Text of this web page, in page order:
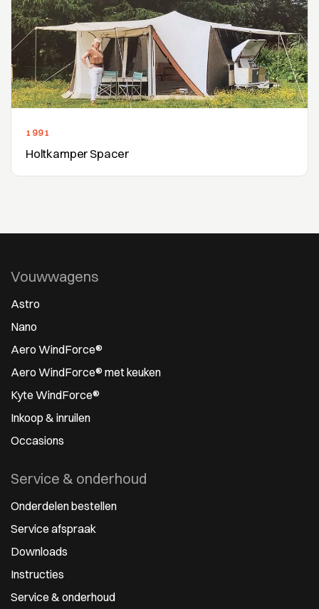
1991
Holtkamper Spacer
Vouwwagens
Astro
Nano
Aero WindForce®
Aero WindForce® met keuken
Kyte WindForce®
Inkoop & inruilen
Occasions
Service & onderhoud
Onderdelen bestellen
Service afspraak
Downloads
Instructies
Service & onderhoud